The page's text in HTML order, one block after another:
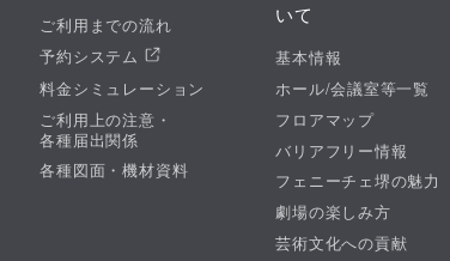
ご利用までの流れ
予約システム
料金シミュレーション
ご利用上の注意・
各種届出関係
各種図面・機材資料
いて
基本情報
ホール/会議室等一覧
フロアマップ
バリアフリー情報
フェニーチェ堺の魅力
劇場の楽しみ方
芸術文化への貢献